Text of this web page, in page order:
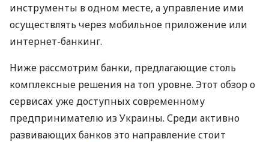
инструменты в одном месте, а управление ими
осуществлять через мобильное приложение или
интернет-банкинг.
Ниже рассмотрим банки, предлагающие столь
комплексные решения на топ уровне. Этот обзор о
сервисах уже доступных современному
предпринимателю из Украины. Среди активно
развивающих банков это направление стоит